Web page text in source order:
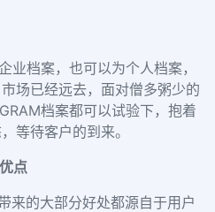
业档案，也可以为个人档案，
场已经远去，面对僧多粥少的
档案都可以试验下，抱着
等待客户的到来。
点
来的大部分好处都源自于用户